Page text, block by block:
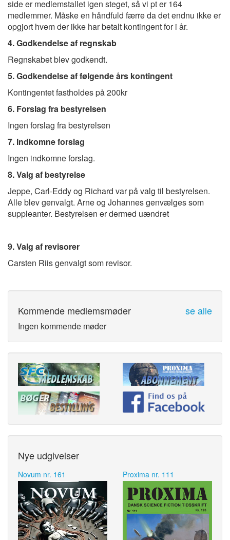
side er medlemstallet igen steget, så vi pt er 164
medlemmer. Måske en håndfuld færre da det endnu ikke er
opgjort hvem der ikke har betalt kontingent for i år.
4. Godkendelse af regnskab
Regnskabet blev godkendt.
5. Godkendelse af følgende års kontingent
Kontingentet fastholdes på 200kr
6. Forslag fra bestyrelsen
Ingen forslag fra bestyrelsen
7. Indkomne forslag
Ingen indkomne forslag.
8. Valg af bestyrelse
Jeppe, Carl-Eddy og Richard var på valg til bestyrelsen.
Alle blev genvalgt. Arne og Johannes genvælges som
suppleanter. Bestyrelsen er dermed uændret
9. Valg af revisorer
Carsten Riis genvalgt som revisor.
Kommende medlemsmøder se alle
Ingen kommende møder
Nye udgivelser
Novum nr. 161 Proxima nr. 111